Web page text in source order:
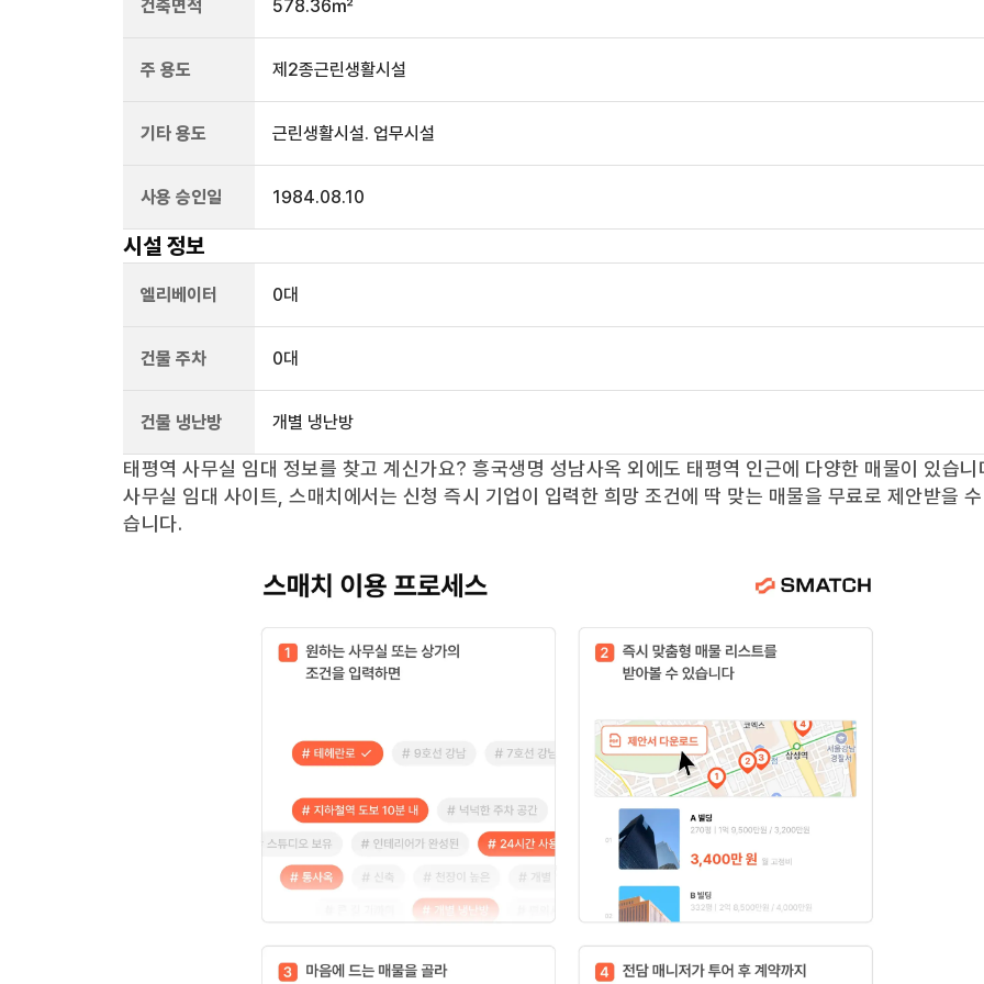
건축면적 578.36㎡
주 용도 제2종근린생활시설
기타 용도 근린생활시설. 업무시설
사용 승인일 1984.08.10
시설 정보
엘리베이터 0대
건물 주차 0대
건물 냉난방 개별 냉난방
태평역 사무실 임대 정보를 찾고 계신가요? 흥국생명 성남사옥 외에도 태평역 인근에 다양한 매물이 있습니
사무실 임대 사이트, 스매치에서는 신청 즉시 기업이 입력한 희망 조건에 딱 맞는 매물을 무료로 제안받을
습니다.